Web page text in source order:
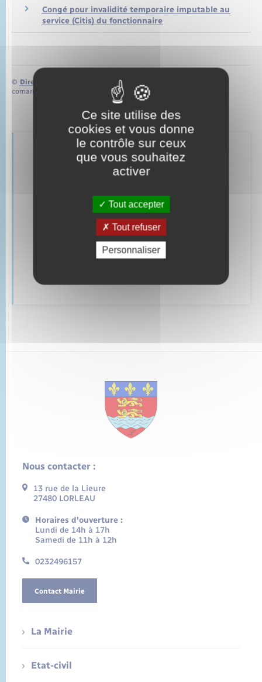
Congé pour invalidité temporaire imputable au
service (Citis) du fonctionnaire
© Direction de l’information légale et administrative
comarquage developpé par
baseo.io
Retrouvez aussi
Parrainage civil
Mariage – PACS
Documents d’identité
Nous contacter :
13 rue de la Lieure
27480 LORLEAU
Horaires d'ouverture :
Lundi de 14h à 17h
Samedi de 11h à 12h
0232496157
Contact Mairie
La Mairie
Etat-civil
Ce site utilise des
cookies et vous donne
le contrôle sur ceux
que vous souhaitez
activer
Tout accepter
Tout refuser
Personnaliser